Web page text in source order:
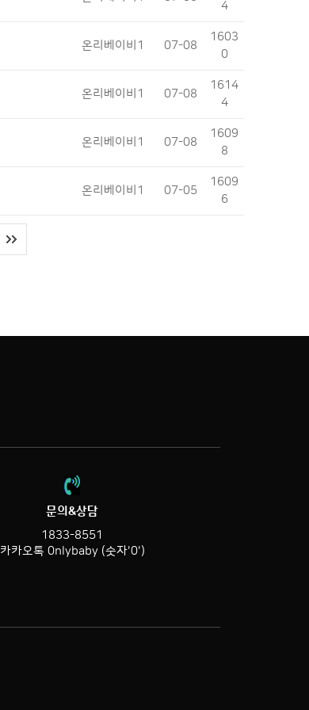
4
온리베이비1 07-08
1603
0
온리베이비1 07-08
1614
4
온리베이비1 07-08
1609
8
온리베이비1 07-05
1609
6
문의&상담
1833-8551
카카오톡 0nlybaby (숫자'0')